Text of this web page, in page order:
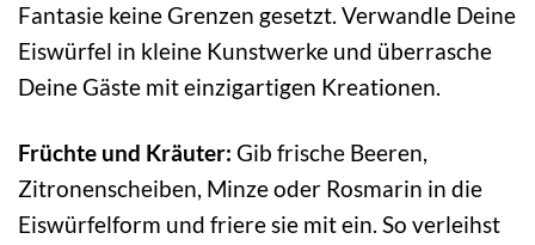
Fantasie keine Grenzen gesetzt. Verwandle Deine
Eiswürfel in kleine Kunstwerke und überrasche
Deine Gäste mit einzigartigen Kreationen.
Früchte und Kräuter: Gib frische Beeren,
Zitronenscheiben, Minze oder Rosmarin in die
Eiswürfelform und friere sie mit ein. So verleihst